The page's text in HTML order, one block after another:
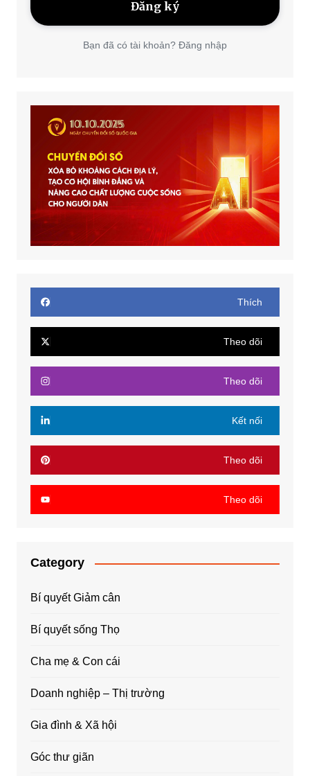
Bạn đã có tài khoản? Đăng nhập
Thích
Theo dõi
Theo dõi
Kết nối
Theo dõi
Theo dõi
Category
Bí quyết Giảm cân
Bí quyết sống Thọ
Cha mẹ & Con cái
Doanh nghiệp – Thị trường
Gia đình & Xã hội
Góc thư giãn